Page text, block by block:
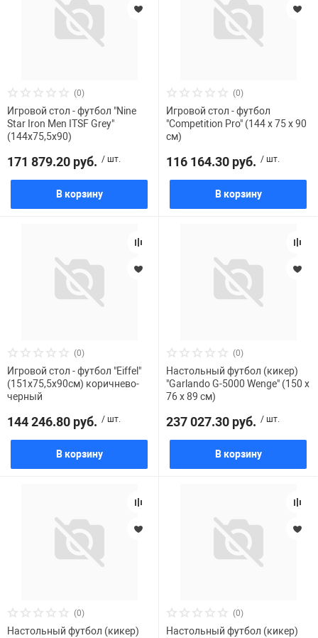
(0)
Игровой стол - футбол "Nine
Star Iron Men ITSF Grey"
(144х75,5х90)
171 879.20 руб. / шт.
В корзину
(0)
Игровой стол - футбол
"Competition Pro" (144 х 75 х 90
см)
116 164.30 руб. / шт.
В корзину
(0)
Игровой стол - футбол "Eiffel"
(151х75,5х90см) коричнево-
черный
144 246.80 руб. / шт.
В корзину
(0)
Настольный футбол (кикер)
"Garlando G-5000 Wenge" (150 x
76 x 89 см)
237 027.30 руб. / шт.
В корзину
(0)
Настольный футбол (кикер)
(0)
Настольный футбол (кикер)